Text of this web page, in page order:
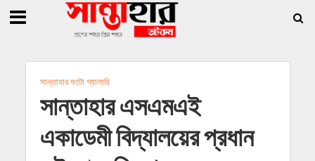
জিললুর, সাধারণ সম্পাদক সোহাগ » সান্তাহারে হেরোইনসহ যুবক গ্রেফতার
সান্তাহার ফটো গ্যালারি
সান্তাহার এসএমএই
একাডেমী বিদ্যালয়ের প্রধান